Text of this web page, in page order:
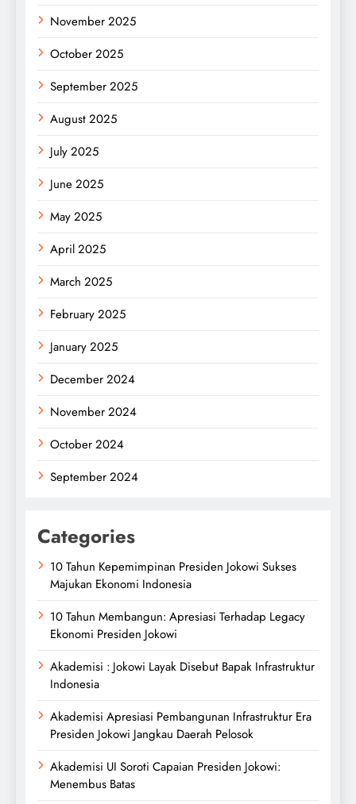
November 2025
October 2025
September 2025
August 2025
July 2025
June 2025
May 2025
April 2025
March 2025
February 2025
January 2025
December 2024
November 2024
October 2024
September 2024
Categories
10 Tahun Kepemimpinan Presiden Jokowi Sukses
Majukan Ekonomi Indonesia
10 Tahun Membangun: Apresiasi Terhadap Legacy
Ekonomi Presiden Jokowi
Akademisi : Jokowi Layak Disebut Bapak Infrastruktur
Indonesia
Akademisi Apresiasi Pembangunan Infrastruktur Era
Presiden Jokowi Jangkau Daerah Pelosok
Akademisi UI Soroti Capaian Presiden Jokowi:
Menembus Batas